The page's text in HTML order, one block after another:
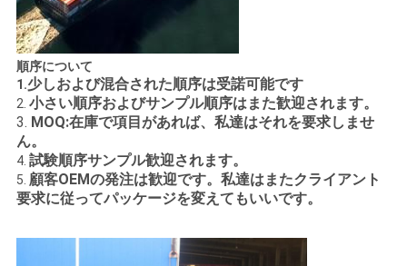
順序について
1.少しおよび混合された順序は受諾可能です
2. 小さい順序およびサンプル順序はまた歓迎されます。
3. MOQ:在庫で項目があれば、私達はそれを要求しませ
ん。
4. 試験順序サンプル歓迎されます。
5. 顧客OEMの発注は歓迎です。私達はまたクライアント
要求に従ってパッケージを変えてもいいです。